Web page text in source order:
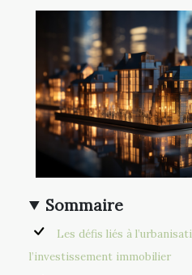
Sommaire
Les défis liés à
l’investissement immobilier